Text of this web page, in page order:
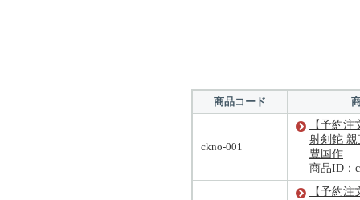
商品コード
ckno-001
【予約
射剣鉈
豊国作
商品ID：
【予約